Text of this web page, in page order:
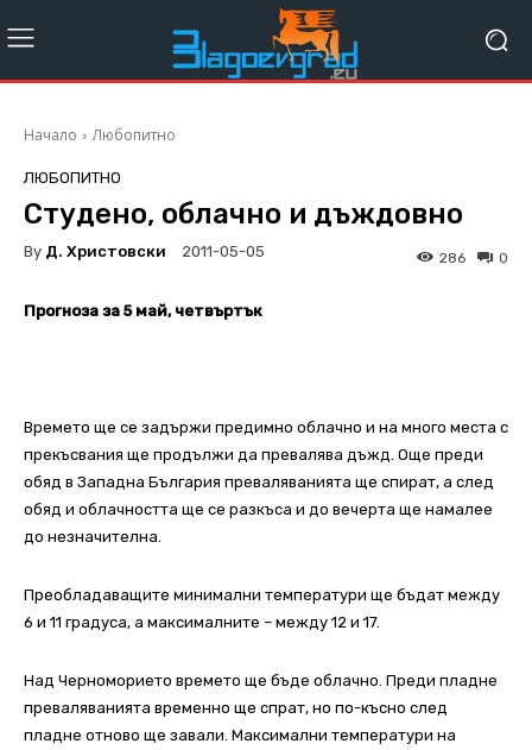
Начало Любопитно
ЛЮБОПИТНО
Студено, облачно и дъждовно
By Д. Христовски 2011-05-05 0
286
Прогноза за 5 май, четвъртък
Времето ще се задържи предимно облачно и на много места с
прекъсвания ще продължи да превалява дъжд. Oще преди
обяд в Западна България преваляванията ще спират, а след
обяд и облачността ще се разкъса и до вечерта ще намалее
до незначителна.
Преобладаващите минимални температури ще бъдат между
6 и 11 градуса, а максималните – между 12 и 17.
Над Черноморието времето ще бъде облачно. Преди пладне
преваляванията временно ще спрат, но по-късно след
пладне отново ще завали. Максимални температури на